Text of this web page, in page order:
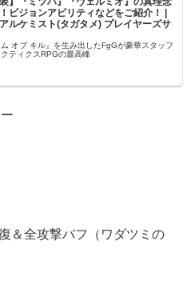
ビジョンアビリティなどをご紹介！ |
ルケミスト(タガタメ) プレイヤーズサ
ム オブ キル』を生み出したFgGが豪華スタッフ
ティクスRPGの最高峰
＆全攻撃バフ（ワダツミの